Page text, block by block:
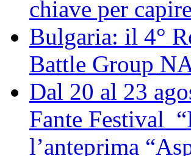
chiave per
Bulgaria: il 4°
Battle Group
Dal 20 al 23
Fante Festival
l’anteprima